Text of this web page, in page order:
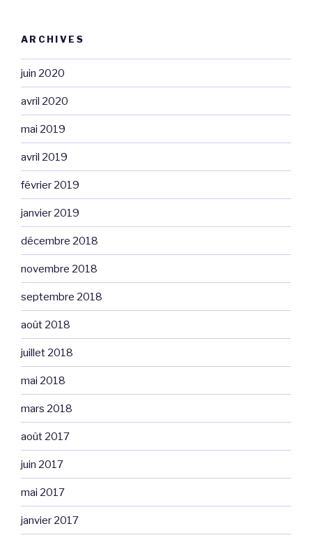
ARCHIVES
juin 2020
avril 2020
mai 2019
avril 2019
février 2019
janvier 2019
décembre 2018
novembre 2018
septembre 2018
août 2018
juillet 2018
mai 2018
mars 2018
août 2017
juin 2017
mai 2017
janvier 2017